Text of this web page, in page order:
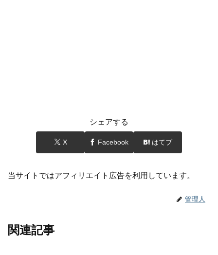
シェアする
X Facebook はてブ
当サイトではアフィリエイト広告を利用しています。
管理人
関連記事